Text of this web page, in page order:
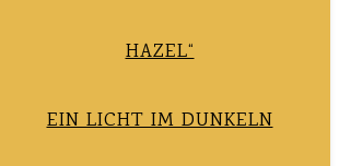
HAZEL“
EIN LICHT IM DUNKELN